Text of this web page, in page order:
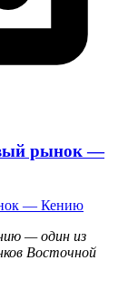
рынок —
— один из
Восточной